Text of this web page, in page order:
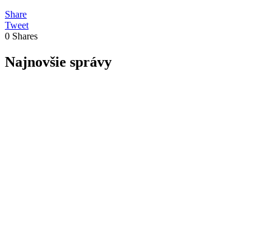
Share
Tweet
0 Shares
Najnovšie správy